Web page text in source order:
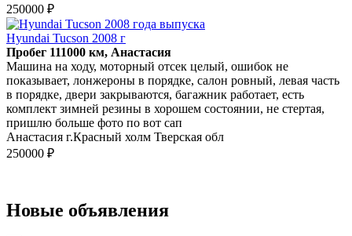
250000 ₽
Hyundai Tucson 2008 г
Пробег 111000 км, Анастасия
Машина на ходу, моторный отсек целый, ошибок не
показывает, лонжероны в порядке, салон ровный, левая часть
в порядке, двери закрываются, багажник работает, есть
комплект зимней резины в хорошем состоянии, не стертая,
пришлю больше фото по вот сап
Анастасия г.Красный холм Тверская обл
250000 ₽
Новые объявления